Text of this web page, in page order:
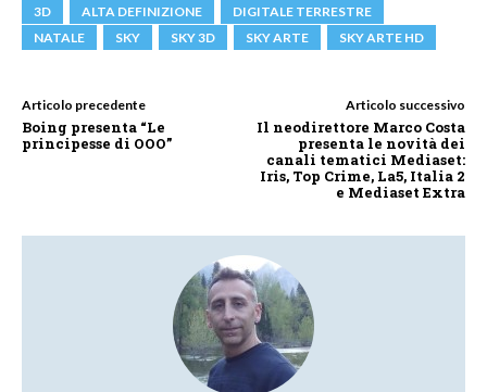
3D ALTA DEFINIZIONE
DIGITALE TERRESTRE
NATALE
SKY SKY 3D SKY ARTE SKY ARTE HD
Articolo precedente
Boing presenta “Le
principesse di OOO”
Articolo successivo
Il neodirettore Marco Costa
presenta le novità dei
canali tematici Mediaset:
Iris, Top Crime, La5, Italia 2
e Mediaset Extra